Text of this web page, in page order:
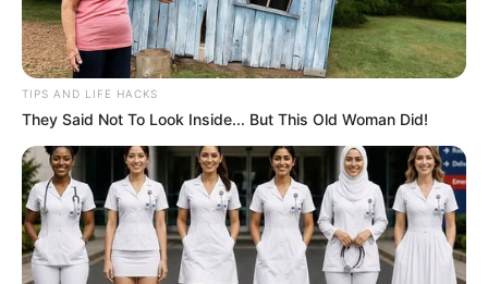
TIPS AND LIFE HACKS
They Said Not To Look Inside... But This Old Woman Did!